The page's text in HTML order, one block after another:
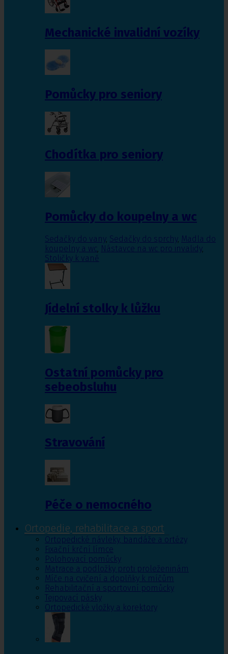
Mechanické invalidní vozíky
Pomůcky pro seniory
Chodítka pro seniory
Pomůcky do koupelny a wc
Sedačky do vany, Sedačky do sprchy, Madla do
koupelny a wc, Nástavce na wc pro invalidy,
Stoličky k vaně
Jídelní stolky k lůžku
Ostatní pomůcky pro
sebeobsluhu
Stravování
Péče o nemocného
Ortopedie, rehabilitace a sport
Ortopedické návleky, bandáže a ortézy
Fixační krční límce
Polohovací pomůcky
Matrace a podložky proti proleženinám
Míče na cvičení a doplňky k míčům
Rehabilitační a sportovní pomůcky
Tejpovací pásky
Ortopedické vložky a korektory